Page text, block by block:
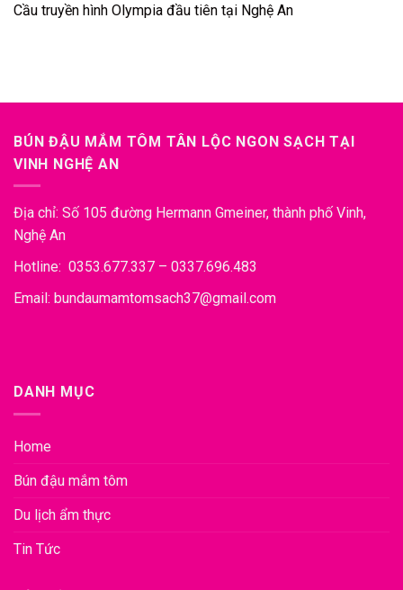
Cầu truyền hình Olympia đầu tiên tại Nghệ An
BÚN ĐẬU MẮM TÔM TÂN LỘC NGON SẠCH TẠI
VINH NGHỆ AN
Địa chỉ: Số 105 đường Hermann Gmeiner, thành phố Vinh,
Nghệ An
Hotline: 0353.677.337 – 0337.696.483
Email: bundaumamtomsach37@gmail.com
DANH MỤC
Home
Bún đậu mắm tôm
Du lịch ẩm thực
Tin Tức